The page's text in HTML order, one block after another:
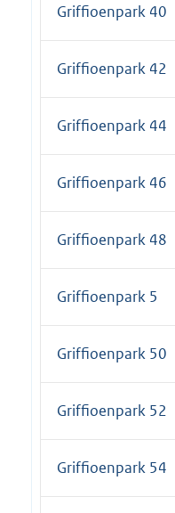
Griffioenpark 40
Griffioenpark 42
Griffioenpark 44
Griffioenpark 46
Griffioenpark 48
Griffioenpark 5
Griffioenpark 50
Griffioenpark 52
Griffioenpark 54